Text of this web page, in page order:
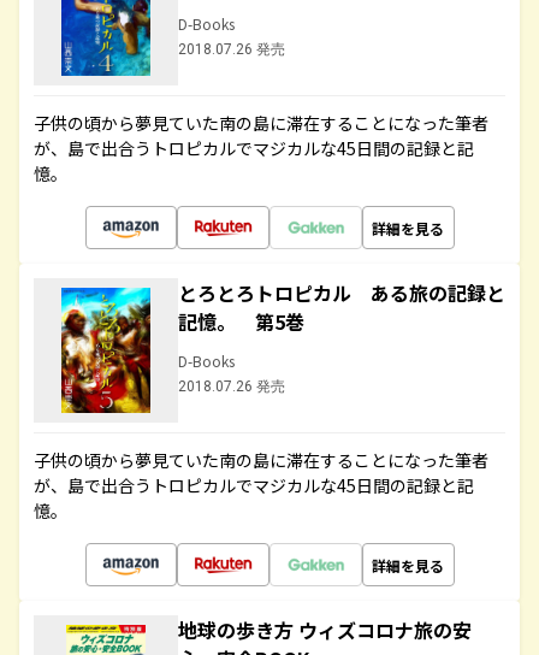
D-Books
2018.07.26 発売
子供の頃から夢見ていた南の島に滞在することになった筆者
が、島で出合うトロピカルでマジカルな45日間の記録と記
憶。
詳細を見る
とろとろトロピカル ある旅の記録と
記憶。 第5巻
D-Books
2018.07.26 発売
子供の頃から夢見ていた南の島に滞在することになった筆者
が、島で出合うトロピカルでマジカルな45日間の記録と記
憶。
詳細を見る
地球の歩き方 ウィズコロナ旅の安